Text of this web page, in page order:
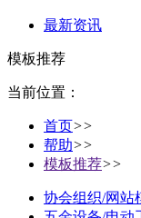
最新资讯
模板推荐
当前位置：
首页>>
帮助>>
模板推荐>>
协会组织/网站